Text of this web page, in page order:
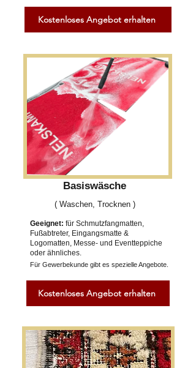
Kostenloses Angebot erhalten
Basiswäsche
( Waschen, Trocknen )
Geeignet: für Schmutzfangmatten,
Fußabtreter, Eingangsmatte &
Logomatten, Messe- und Eventteppiche
oder ähnliches.
Für Gewerbekunde gibt es spezielle Angebote.
Kostenloses Angebot erhalten